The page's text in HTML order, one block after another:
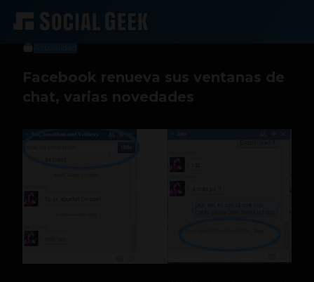
Sergio Ramos
21 de noviembre de 2013
Facebook renueva sus ventanas de
chat, varias novedades